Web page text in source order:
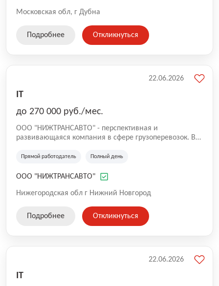
парфюмерии и отдушек. Работать на качественном
аналитической и коллоидной химии, то мы ждем
именно тебя!
Московская обл, г Дубна
Подробнее Откликнуться
IT
до 270 000 руб./мес.
ООО "НИЖТРАНСАВТО" - перспективная и
развивающаяся компания в сфере грузоперевозок. В
автослесарь/автомеханик.
Прямой работодатель Полный день
ООО "НИЖТРАНСАВТО"
Нижегородская обл г Нижний Новгород
22.06.2026
Подробнее Откликнуться
IT
22.06.2026